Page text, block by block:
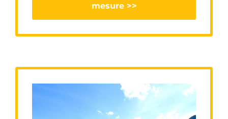
mesure >>